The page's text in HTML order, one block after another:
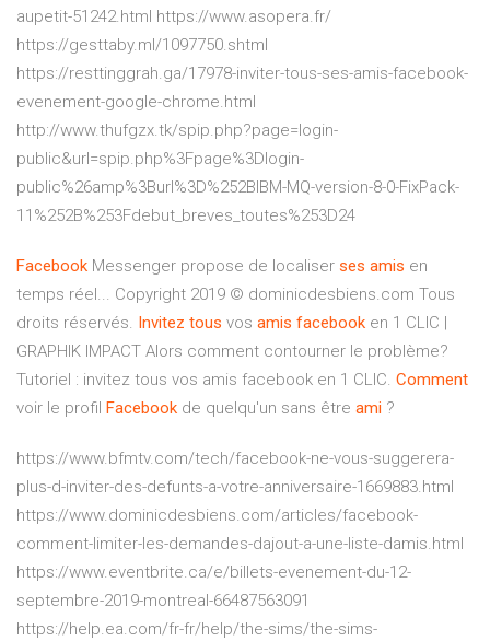
aupetit-51242.html https://www.asopera.fr/
https://gesttaby.ml/1097750.shtml
https://resttinggrah.ga/17978-inviter-tous-ses-amis-facebook-
evenement-google-chrome.html
http://www.thufgzx.tk/spip.php?page=login-
public&url=spip.php%3Fpage%3Dlogin-
public%26amp%3Burl%3D%252BIBM-MQ-version-8-0-FixPack-
11%252B%253Fdebut_breves_toutes%253D24
Facebook Messenger propose de localiser ses amis en
temps réel... Copyright 2019 © dominicdesbiens.com Tous
droits réservés. Invitez tous vos amis facebook en 1 CLIC |
GRAPHIK IMPACT Alors comment contourner le problème?
Tutoriel : invitez tous vos amis facebook en 1 CLIC. Comment
voir le profil Facebook de quelqu'un sans être ami ?
https://www.bfmtv.com/tech/facebook-ne-vous-suggerera-
plus-d-inviter-des-defunts-a-votre-anniversaire-1669883.html
https://www.dominicdesbiens.com/articles/facebook-
comment-limiter-les-demandes-dajout-a-une-liste-damis.html
https://www.eventbrite.ca/e/billets-evenement-du-12-
septembre-2019-montreal-66487563091
https://help.ea.com/fr-fr/help/the-sims/the-sims-